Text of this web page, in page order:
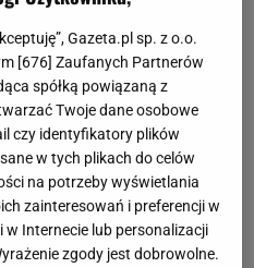
Gazeta.pl sp. z o.o.
[676] Zaufanych Partnerów
spółką powiązaną z
Twoje dane osobowe
czy identyfikatory plików
w tych plikach do celów
na potrzeby wyświetlania
zainteresowań i preferencji w
Internecie lub personalizacji
zgody jest dobrowolne.